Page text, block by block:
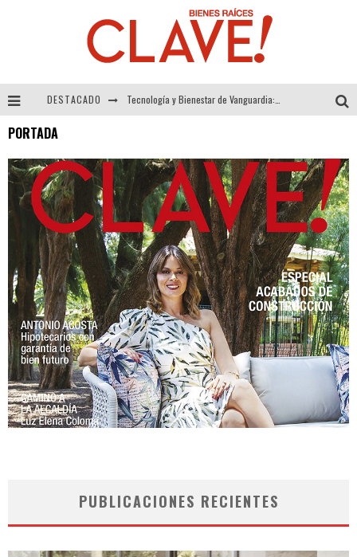
DESTACADO
Alexandra Bedoya – La Constancia detrás de La Paletería
El Despertar de la Calidez: Acabados Dorados de FV para Elevar tu Espacio
PORTADA
PUBLICACIONES RECIENTES